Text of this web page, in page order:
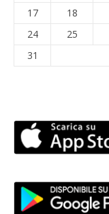
17
18
24
25
31